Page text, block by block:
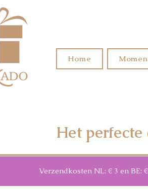
Home
Het perfecte
Verzendkosten NL: € 3 en